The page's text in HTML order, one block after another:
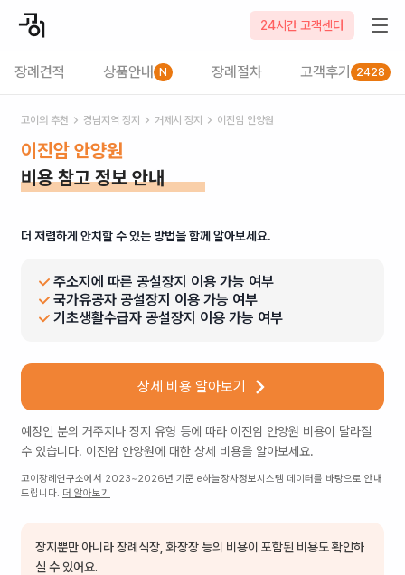
24시간 고객센터
장례견적 상품안내 N 장례절차 고객후기 2428
고이의 추천 경남지역 장지 거제시 장지 이진암 안양원
이진암 안양원
비용 참고 정보 안내
더 저렴하게 안치할 수 있는 방법을 함께 알아보세요.
주소지에 따른 공설장지 이용 가능 여부
국가유공자 공설장지 이용 가능 여부
기초생활수급자 공설장지 이용 가능 여부
상세 비용 알아보기
예정인 분의 거주지나 장지 유형 등에 따라 이진암 안양원 비용이 달라질
수 있습니다. 이진암 안양원에 대한 상세 비용을 알아보세요.
고이장례연구소에서 2023~2026년 기준 e하늘장사정보시스템 데이터를 바탕으로 안내
드립니다. 더 알아보기
장지뿐만 아니라 장례식장, 화장장 등의 비용이 포함된 비용도 확인하
실 수 있어요.